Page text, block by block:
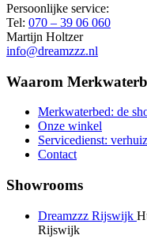
Persoonlijke service:
Tel: 070 – 39 06 060
Martijn Holtzer
info@dreamzzz.nl
Waarom
Merkwaterbed: de
Onze winkel
Servicedienst:
Contact
Showrooms
Dreamzzz Rijswijk
Rijswijk